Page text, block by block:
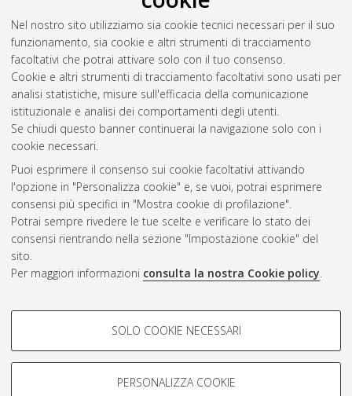
Nel nostro sito utilizziamo sia cookie tecnici necessari per il suo
funzionamento, sia cookie e altri strumenti di tracciamento
facoltativi che potrai attivare solo con il tuo consenso.
Cookie e altri strumenti di tracciamento facoltativi sono usati per
analisi statistiche, misure sull'efficacia della comunicazione
istituzionale e analisi dei comportamenti degli utenti.
Se chiudi questo banner continuerai la navigazione solo con i
cookie necessari.
Puoi esprimere il consenso sui cookie facoltativi attivando
l'opzione in "Personalizza cookie" e, se vuoi, potrai esprimere
consensi più specifici in "Mostra cookie di profilazione".
Potrai sempre rivedere le tue scelte e verificare lo stato dei
consensi rientrando nella sezione "Impostazione cookie" del
sito.
Per maggiori informazioni consulta la nostra Cookie policy.
COOKIE DI PROFILAZIONE -
Si tratta di cookie utilizzati per analizzare le caratteristiche della
navigazione degli utenti, creare profili in base al loro comportamento
SOLO COOKIE NECESSARI
PERSONALIZZA COOKIE
Gestione del documento:
Atom
Rss 1.0
Rss 2.0
AMS Laurea
Impostazioni Cookie
Informativa sulla privacy
Condizioni d’uso del sito